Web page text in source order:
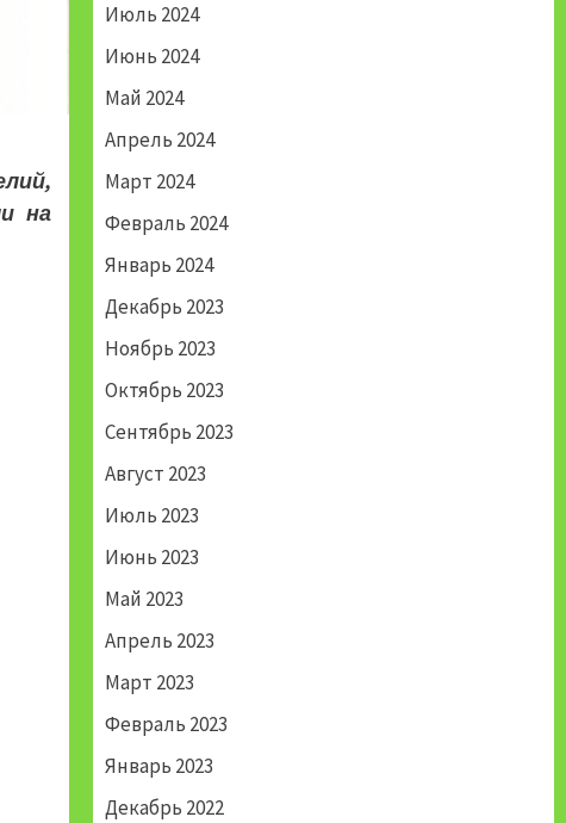
на
Июль 2024
Июнь 2024
Май 2024
Апрель 2024
Март 2024
Февраль 2024
Январь 2024
Декабрь 2023
Ноябрь 2023
Октябрь 2023
Сентябрь 2023
Август 2023
Июль 2023
Июнь 2023
Май 2023
Апрель 2023
Март 2023
Февраль 2023
Январь 2023
Декабрь 2022